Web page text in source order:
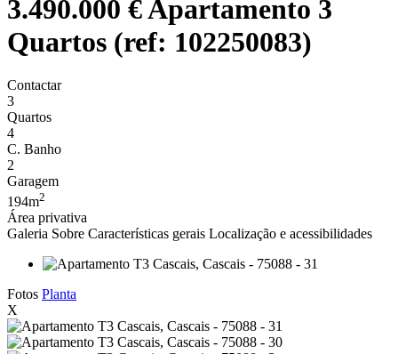
3.490.000 €Apartamento 3
Quartos (ref: 102250083)
Contactar
3
Quartos
4
C. Banho
2
Garagem
194m2
Área privativa
Galeria Sobre Características gerais Localização e acessibilidades
Fotos Planta
X